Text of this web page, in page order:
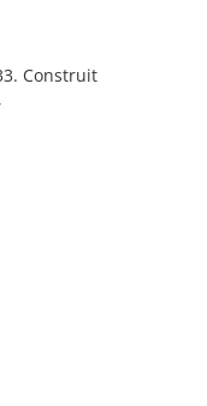
Construit